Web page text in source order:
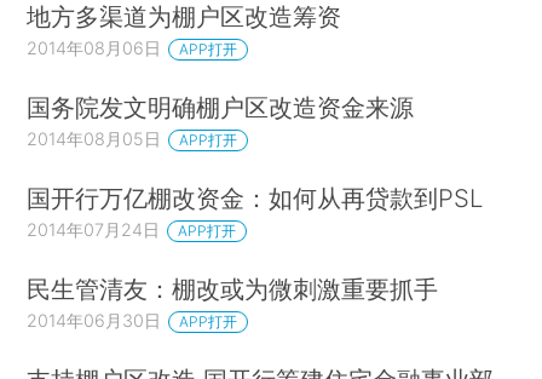
地方多渠道为棚户区改造筹资
2014年08月06日 APP打开
国务院发文明确棚户区改造资金来源
2014年08月05日 APP打开
国开行万亿棚改资金：如何从再贷款到PSL
2014年07月24日 APP打开
民生管清友：棚改或为微刺激重要抓手
2014年06月30日 APP打开